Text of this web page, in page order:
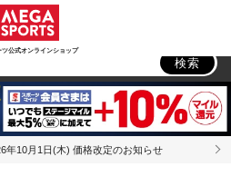
ツ公式オンラインショップ
検索
年10月1日(木) 価格改定のお知らせ